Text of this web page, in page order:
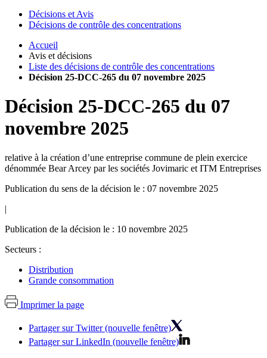
Décisions et Avis
Décisions de contrôle des concentrations
Accueil
Avis et décisions
Liste des décisions de contrôle des concentrations
Décision 25-DCC-265 du 07 novembre 2025
Décision 25-DCC-265 du 07
novembre 2025
relative à la création d’une entreprise commune de plein exercice
dénommée Bear Arcey par les sociétés Jovimaric et ITM Entreprises
Publication du sens de la décision le : 07 novembre 2025
|
Publication de la décision le : 10 novembre 2025
Secteurs :
Distribution
Grande consommation
Imprimer la page
Partager sur Twitter (nouvelle fenêtre)
Partager sur LinkedIn (nouvelle fenêtre)